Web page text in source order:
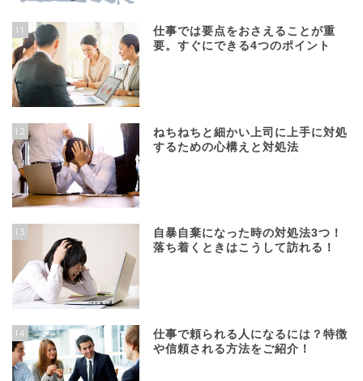
11
仕事では要点をおさえることが重
要。すぐにできる4つのポイント
12
ねちねちと細かい上司に上手に対処
するための心構えと対処法
13
自暴自棄になった時の対処法3つ！
落ち着くときはこうして訪れる！
14
仕事で頼られる人になるには？特徴
や信頼される方法をご紹介！